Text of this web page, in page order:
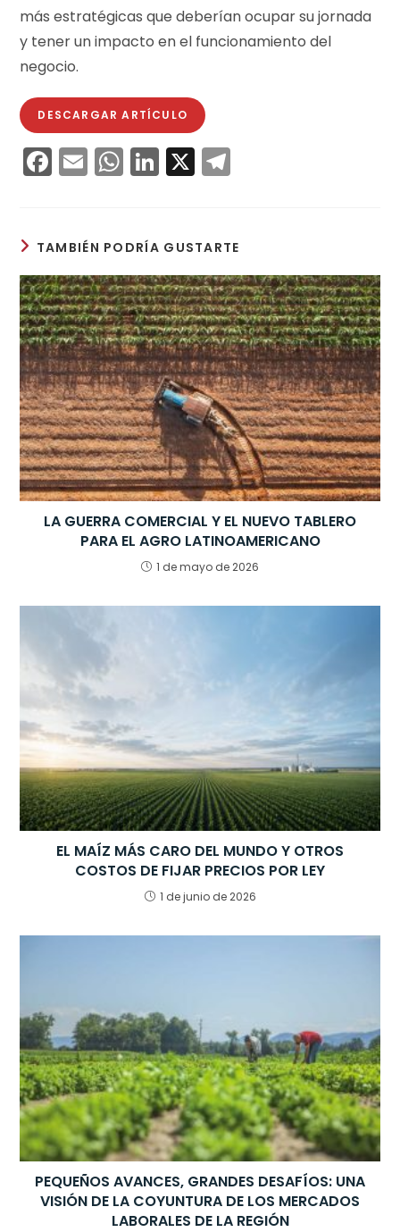
más estratégicas que deberían ocupar su jornada
y tener un impacto en el funcionamiento del
negocio.
DESCARGAR ARTÍCULO
F
a
e
b
o
o
k
E
m
l
W
h
ts
A
p
p
Li
n
e
dI
n
X
gr
a
m
TAMBIÉN PODRÍA GUSTARTE
LA GUERRA COMERCIAL Y EL NUEVO TABLERO
PARA EL AGRO LATINOAMERICANO
1 de mayo de 2026
EL MAÍZ MÁS CARO DEL MUNDO Y OTROS
COSTOS DE FIJAR PRECIOS POR LEY
1 de junio de 2026
PEQUEÑOS AVANCES, GRANDES DESAFÍOS: UNA
VISIÓN DE LA COYUNTURA DE LOS MERCADOS
LABORALES DE LA REGIÓN